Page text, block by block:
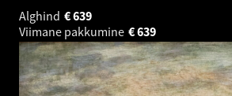
Alghind
639
€
Viimane pakkumine
639
€